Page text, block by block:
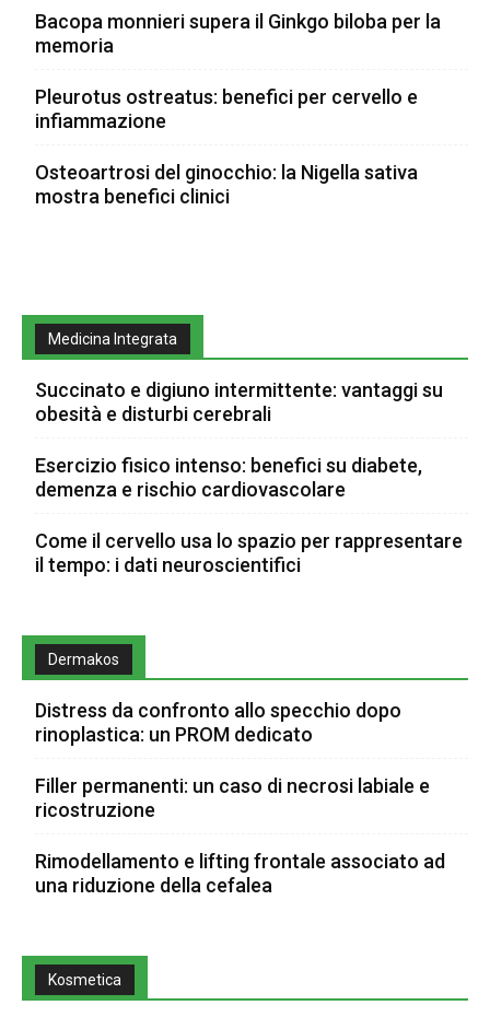
Bacopa monnieri supera il Ginkgo biloba per la
memoria
Pleurotus ostreatus: benefici per cervello e
infiammazione
Osteoartrosi del ginocchio: la Nigella sativa
mostra benefici clinici
Medicina Integrata
Succinato e digiuno intermittente: vantaggi su
obesità e disturbi cerebrali
Esercizio fisico intenso: benefici su diabete,
demenza e rischio cardiovascolare
Come il cervello usa lo spazio per rappresentare
il tempo: i dati neuroscientifici
Dermakos
Distress da confronto allo specchio dopo
rinoplastica: un PROM dedicato
Filler permanenti: un caso di necrosi labiale e
ricostruzione
Rimodellamento e lifting frontale associato ad
una riduzione della cefalea
Kosmetica